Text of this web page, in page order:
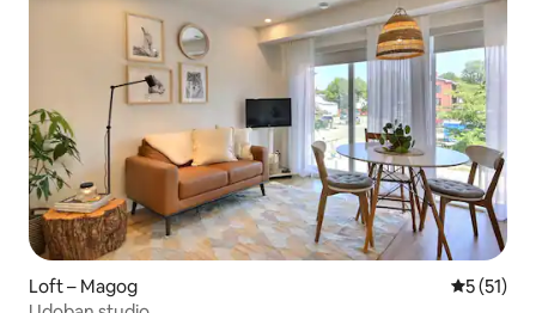
Loft – Magog Prosječna
5 (51)